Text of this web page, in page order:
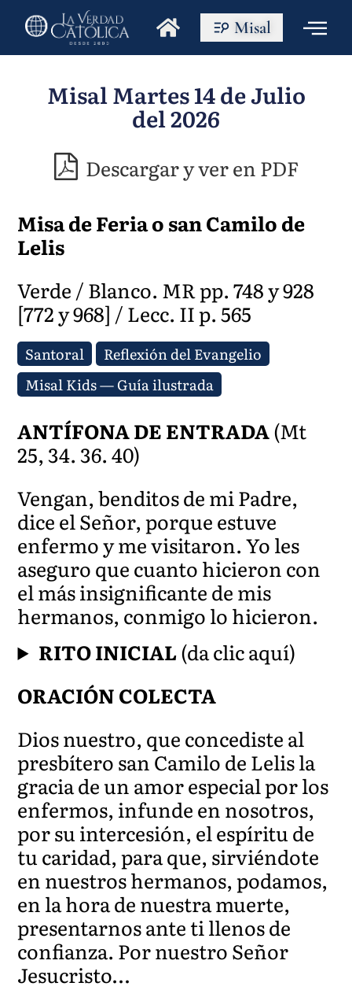
Misal
Misal Martes 14 de Julio
del 2026
Descargar y ver en PDF
Misa de Feria o san Camilo de
Lelis
Verde / Blanco. MR pp. 748 y 928
[772 y 968] / Lecc. II p. 565
Santoral
Reflexión del Evangelio
Misal Kids — Guía ilustrada
ANTÍFONA DE ENTRADA(Mt
25, 34. 36. 40)
Vengan, benditos de mi Padre,
dice el Señor, porque estuve
enfermo y me visitaron. Yo les
aseguro que cuanto hicieron con
el más insignificante de mis
hermanos, conmigo lo hicieron.
RITO INICIAL(da clic aquí)
ORACIÓN COLECTA
Dios nuestro, que concediste al
presbítero san Camilo de Lelis la
gracia de un amor especial por los
enfermos, infunde en nosotros,
por su intercesión, el espíritu de
tu caridad, para que, sirviéndote
en nuestros hermanos, podamos,
en la hora de nuestra muerte,
presentarnos ante ti llenos de
confianza. Por nuestro Señor
Jesucristo…